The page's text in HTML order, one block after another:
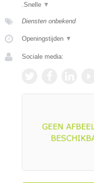
.Snelle ▼
Diensten onbekend
Openingstijden ▼
Sociale media: